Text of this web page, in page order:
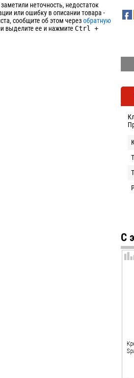
С
неточность, недостаток
или ошибку в описании товара -
сообщите об этом черезобратную
выделите ее и нажмите Ctrl
+